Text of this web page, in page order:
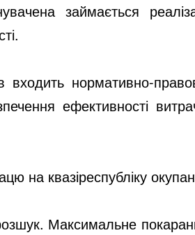
займається
входить нормативно-
ефективності
на квазіреспубліку
Максимальне